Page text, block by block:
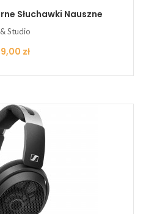
Słuchawki Nauszne
Studio
zł